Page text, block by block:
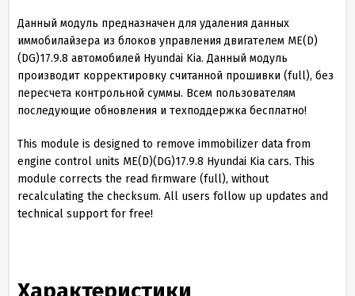
Данный модуль предназначен для удаления данных
иммобилайзера из блоков управления двигателем ME(D)
(DG)17.9.8 автомобилей Hyundai Kia. Данный модуль
производит корректировку считанной прошивки (full), без
пересчета контрольной суммы. Всем пользователям
последующие обновления и техподдержка бесплатно!
This module is designed to remove immobilizer data from
engine control units ME(D)(DG)17.9.8 Hyundai Kia cars. This
module corrects the read firmware (full), without
recalculating the checksum. All users follow up updates and
technical support for free!